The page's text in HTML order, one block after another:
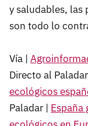
y saludables, las
son todo lo
Vía |
Directo al
ecológicos
Paladar |